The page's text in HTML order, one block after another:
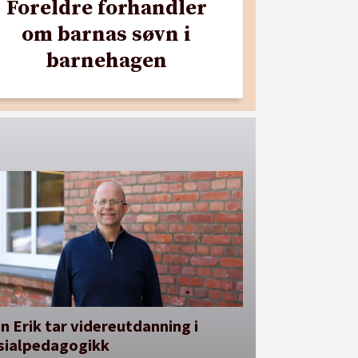
Foreldre forhandler
om barnas søvn i
barnehagen
Erik tar videreutdanning i